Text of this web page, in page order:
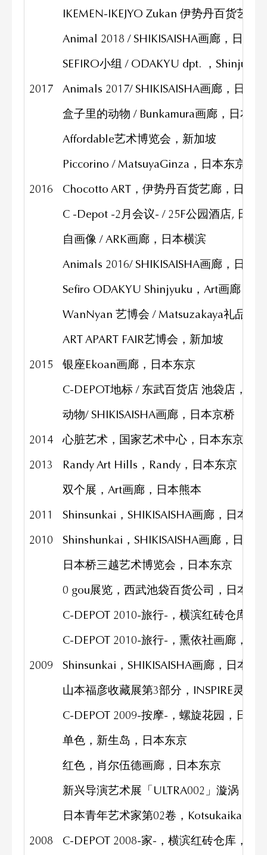
IKEMEN-IKEJYO Zukan 伊势丹百货艺廊
Animal 2018 / SHIKISAISHA画廊，日本
SEFIRO小组 / ODAKYU dpt. ，Shinjuku
2017
Animals 2017/ SHIKISAISHA画廊，日本
盒子里的动物 / Bunkamura画廊，日本东
Affordable艺术博览会，新加坡
Piccorino / MatsuyaGinza，日本东京
2016
Chocotto ART，伊势丹百货艺廊，日本
C -Depot -2月会议- / 25F公园酒店, 日本
自画像 / ARK画廊，日本横滨
Animals 2016/ SHIKISAISHA画廊，日本
Sefiro ODAKYU Shinjyuku，Art画廊，日
WanNyan 艺博会 / Matsuzakaya礼品店
ART APART FAIR艺博会，新加坡
2015
银座Ekoan画廊，日本东京
C-DEPOT地标 / 东武百货店 池袋店，日
动物/ SHIKISAISHA画廊，日本京桥
2014
心脏艺术，国家艺术中心，日本东京
2013
Randy Art Hills，Randy，日本东京
双个展，Art画廊，日本熊本
2011
Shinsunkai，SHIKISAISHA画廊，日本东
2010
Shinshunkai，SHIKISAISHA画廊，日本
日本桥三越艺术博览会，日本东京
0 gou展览，西武池袋百货公司，日本东
C-DEPOT 2010-旅行-，横滨红砖仓库，
C-DEPOT 2010-旅行-，熏依社画廊，中
2009
Shinsunkai，SHIKISAISHA画廊，日本东
山本福彦收藏展第3部分，INSPIRE灵感
C-DEPOT 2009-按摩-，螺旋花园，日本
单色，新生岛，日本东京
红色，肖尔伍德画廊，日本东京
新兴导演艺术展「ULTRA002」漩涡，日
日本青年艺术家第02卷，Kotsukaikan，
2008
C-DEPOT 2008-家-，横滨红砖仓库，日